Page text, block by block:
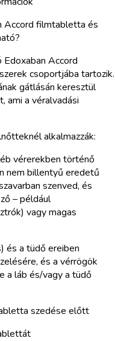
Accord filmtabletta és
Accord
csoportjába tartozik.
gátlásán keresztül
ami a véralvadási
alkalmazzák:
vérerekben történő
nem billentyű eredetű
szenved, és
– például
vagy magas
és a tüdő ereiben
és a vérrögök
a láb és/vagy a tüdő
szedése előtt